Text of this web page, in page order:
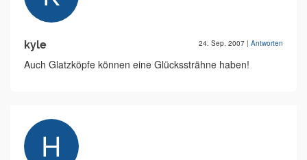
kyle 24. Sep. 2007 | Antworten
Auch Glatzköpfe können eine Glückssträhne haben!